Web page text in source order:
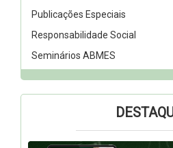
Publicações Especiais
Responsabilidade Social
Seminários ABMES